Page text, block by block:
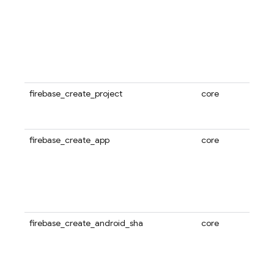
firebase_create_project core
firebase_create_app core
firebase_create_android_sha core